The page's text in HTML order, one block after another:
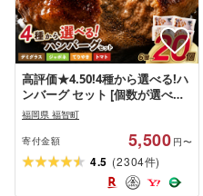
高評価★4.50!4種から選べる!ハ
ンバーグ セット [個数が選べ
る]6 〜 20個 どっちのハンバー
グ Best4( ふるさと納税 ハンバ
ーグ 温めるだけ 牛100% 合挽
デミグラス てりやき ジャポネ
トマト ふるさと 人気 ランキン
グ 博多若杉 最短発送 送料無料 )
福岡県 福智町
寄付金額 5,500 円〜
4.5 (2304件)